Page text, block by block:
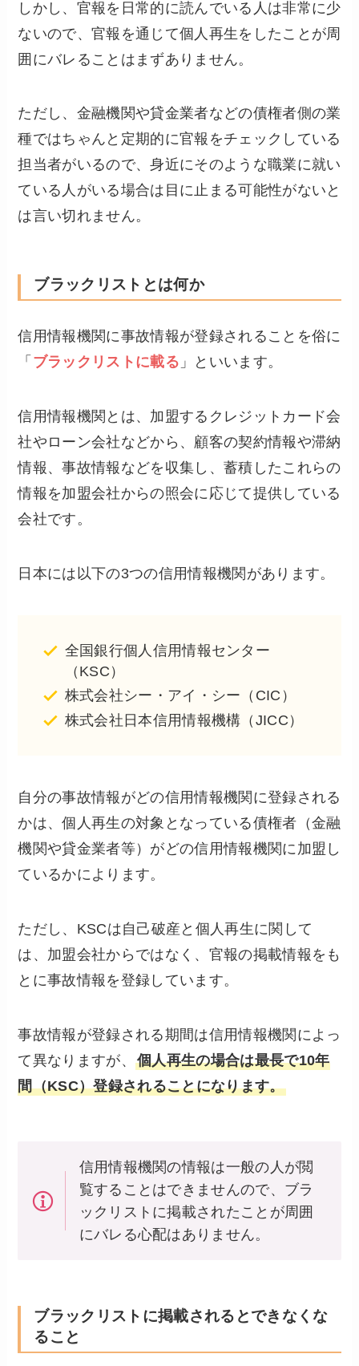
しかし、官報を日常的に読んでいる人は非常に少
ないので、官報を通じて個人再生をしたことが周
囲にバレることはまずありません。
ただし、金融機関や貸金業者などの債権者側の業
種ではちゃんと定期的に官報をチェックしている
担当者がいるので、身近にそのような職業に就い
ている人がいる場合は目に止まる可能性がないと
は言い切れません。
ブラックリストとは何か
信用情報機関に事故情報が登録されることを俗に
「 ブラックリストに載る 」といいます。
信用情報機関とは、加盟するクレジットカード会
社やローン会社などから、顧客の契約情報や滞納
情報、事故情報などを収集し、蓄積したこれらの
情報を加盟会社からの照会に応じて提供している
会社です。
日本には以下の3つの信用情報機関があります。
全国銀行個人信用情報センター
（KSC）
株式会社シー・アイ・シー（CIC）
株式会社日本信用情報機構（JICC）
自分の事故情報がどの信用情報機関に登録される
かは、個人再生の対象となっている債権者（金融
機関や貸金業者等）がどの信用情報機関に加盟し
ているかによります。
ただし、KSCは自己破産と個人再生に関して
は、加盟会社からではなく、官報の掲載情報をも
とに事故情報を登録しています。
事故情報が登録される期間は信用情報機関によっ
て異なりますが、 個人再生の場合は最長で10年
間（KSC）登録されることになります。
信用情報機関の情報は一般の人が閲
覧することはできませんので、ブラ
ックリストに掲載されたことが周囲
にバレる心配はありません。
ブラックリストに掲載されるとできなくな
ること